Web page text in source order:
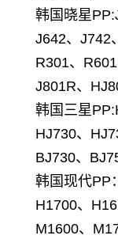
韩国晓星
J642、J742
R301、
J801R、
韩国三星
HJ730、
BJ730、
韩国现代PP
H1700、
M1600、